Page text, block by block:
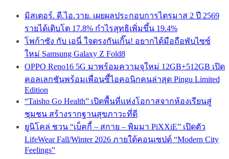
มิสเตอร์. ดี.ไอ.วาย. เผยผลประกอบการไตรมาส 2 ปี 2569
รายได้เติบโต 17.8% กำไรสุทธิเพิ่มขึ้น 19.4%
โพก้าซัง กับ เอนี่ ใจตรงกันเกิ๊น! อยากได้มือถือพับไซซ์
ใหม่ Samsung Galaxy Z Fold8
OPPO Reno16 5G มาพร้อมความจุใหม่ 12GB+512GB เปิด
คอลเลกชันพร้อมเพื่อนซี้ไอคอนิกคนล่าสุด Pingu Limited
Edition
“Taisho Go Health” เปิดพื้นที่แห่งโอกาสจากห้องเรียนสู่
ชุมชน สร้างรากฐานสุขภาวะที่ดี
ยูนิโคล่ ชวน “เบ็คกี้ – สกาย – พิมมา PiXXiE” เปิดตัว
LifeWear Fall/Winter 2026 ภายใต้คอนเซปต์ “Modern City
Feelings”